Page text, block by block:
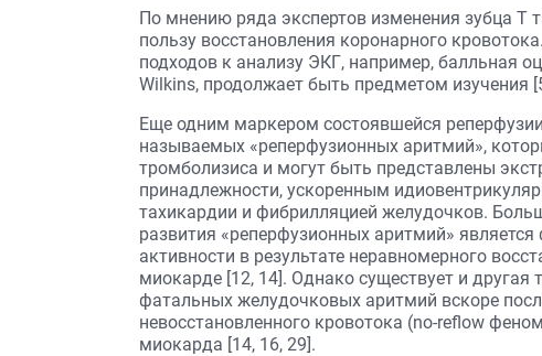
По мнению ряда экспертов изменения зубца T
пользу восстановления коронарного
подходов к анализу ЭКГ, например, балльная
Wilkins, продолжает быть предметом изучения
Еще одним маркером состоявшейся
называемых «реперфузионных аритмий»,
тромболизиса и могут быть представлены
принадлежности, ускоренным
тахикардии и фибрилляцией желудочков.
развития «реперфузионных аритмий»
активности в результате неравномерного
миокарде [12, 14]. Однако существует и другая
фатальных желудочковых аритмий вскоре
невосстановленного кровотока (no-reflow
миокарда [14, 16, 29].